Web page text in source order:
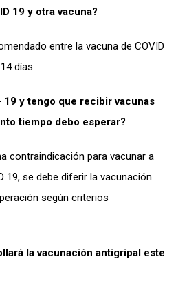
19 y otra vacuna?
entre la vacuna de COVID
días
19 y tengo que recibir vacunas
tiempo debo esperar?
contraindicación para vacunar a
19, se debe diferir la vacunación
según criterios
la vacunación antigripal este